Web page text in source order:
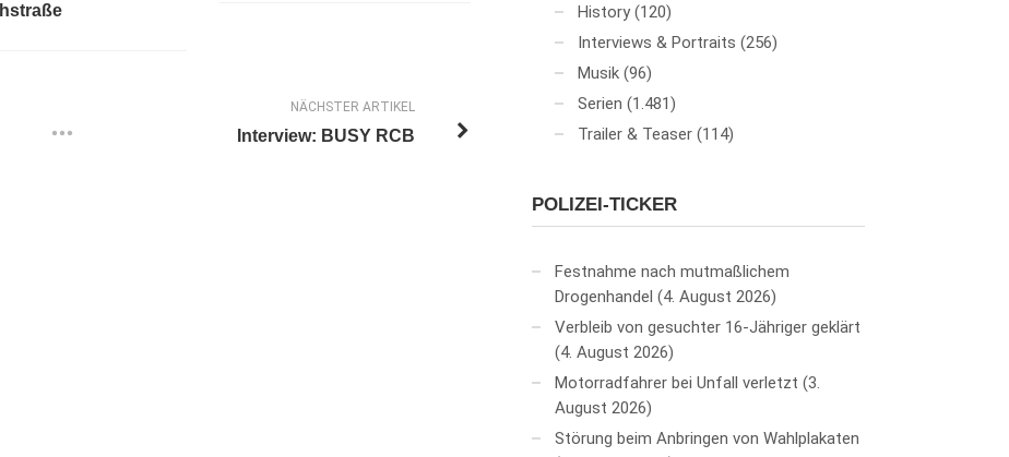
NÄCHSTER ARTIKEL
Interview: BUSY RCB
History (120)
Interviews & Portraits (256)
Musik (96)
Serien (1.481)
Trailer & Teaser (114)
POLIZEI-TICKER
Festnahme nach mutmaßlichem
Drogenhandel
4. August 2026
Verbleib von gesuchter 16-Jähriger geklärt
4. August 2026
Motorradfahrer bei Unfall verletzt 3.
August 2026
Störung beim Anbringen von Wahlplakaten